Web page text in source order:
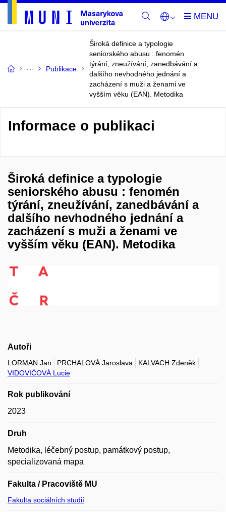
Publikace
Široká definice a typologie
seniorského abusu : fenomén
týrání, zneužívání, zanedbávání a
dalšího nevhodného jednání a
zacházení s muži a ženami ve
vyšším věku (EAN). Metodika
Informace o publikaci
Široká definice a typologie
seniorského abusu : fenomén
týrání, zneužívání, zanedbávání a
dalšího nevhodného jednání a
zacházení s muži a ženami ve
vyšším věku (EAN). Metodika
Autoři
LORMAN Jan PRCHALOVÁ Jaroslava
KALVACH Zdeněk
VIDOVIĆOVÁ Lucie
Rok publikování
2023
Druh
Metodika, léčebný postup, památkový postup,
specializovaná mapa
Fakulta / Pracoviště MU
Fakulta sociálních studií